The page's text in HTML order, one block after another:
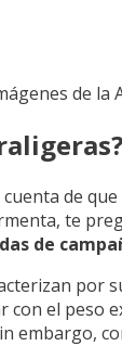
de la
de
te
de
por
el peso
embargo,